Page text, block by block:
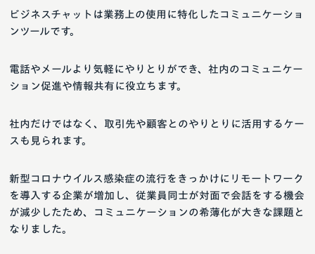
ビジネスチャットは業務上の使用に特化したコミュニケーショ
ンツールです。
電話やメールより気軽にやりとりができ、社内のコミュニケー
ション促進や情報共有に役立ちます。
社内だけではなく、取引先や顧客とのやりとりに活用するケー
スも見られます。
新型コロナウイルス感染症の流行をきっかけにリモートワーク
を導入する企業が増加し、従業員同士が対面で会話をする機会
が減少したため、コミュニケーションの希薄化が大きな課題と
なりました。